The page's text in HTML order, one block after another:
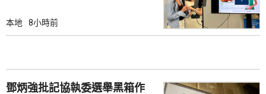
本地 8小時前
鄧炳強批記協執委選舉黑箱作